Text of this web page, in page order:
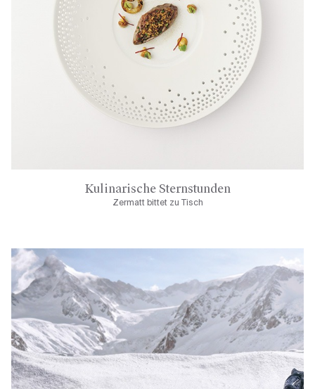
Kulinarische Sternstunden
Zermatt bittet zu Tisch